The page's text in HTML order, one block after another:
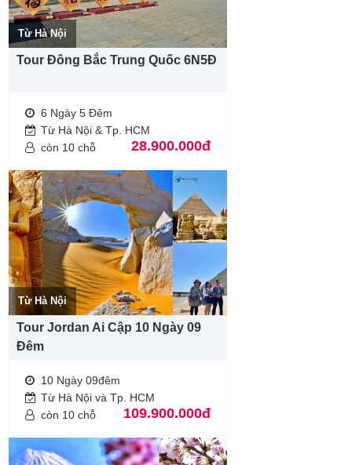
Từ Hà Nội
Tour Đông Bắc Trung Quốc 6N5Đ
6 Ngày 5 Đêm
Từ Hà Nội & Tp. HCM
còn 10 chỗ
28.900.000đ
Từ Hà Nội
Tour Jordan Ai Cập 10 Ngày 09
Đêm
10 Ngày 09đêm
Từ Hà Nội và Tp. HCM
còn 10 chỗ
109.900.000đ